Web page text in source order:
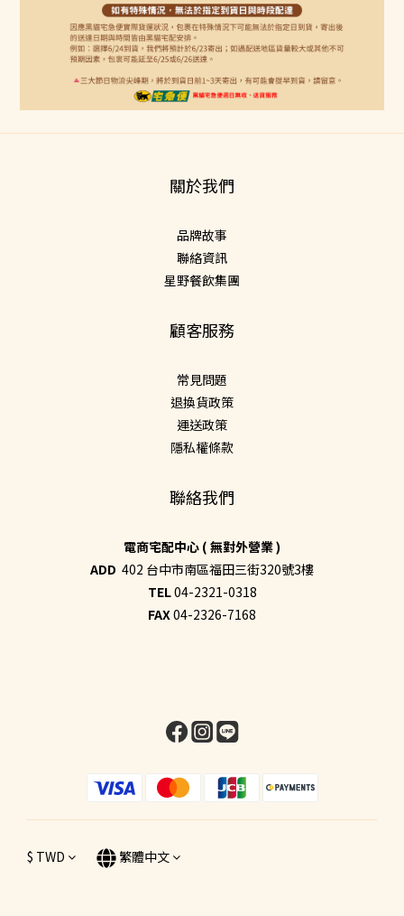
關於我們
品牌故事
聯絡資訊
星野餐飲集團
顧客服務
常見問題
退換貨政策
運送政策
隱私權條款
聯絡我們
電商宅配中心 ( 無對外營業 )
ADD 402 台中市南區福田三街320號3樓
TEL04-2321-0318
FAX04-2326-7168
$ TWD 繁體中文